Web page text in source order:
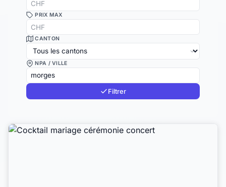
PRIX MAX
CANTON
NPA / VILLE
Filtrer